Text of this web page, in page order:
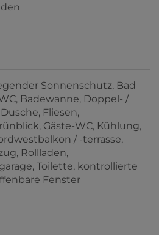
Sonnenschutz Bad
Badewanne Doppel- /
Dusche Fliesen
Gäste-WC Kühlung
/ -terrasse
Rollladen
Toilette kontrollierte
Fenster